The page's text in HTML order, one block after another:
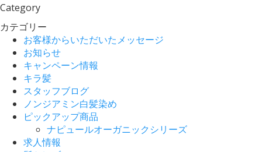
Category
カテゴリー
お客様からいただいたメッセージ
お知らせ
キャンペーン情報
キラ髪
スタッフブログ
ノンジアミン白髪染め
ピックアップ商品
ナピュールオーガニックシリーズ
求人情報